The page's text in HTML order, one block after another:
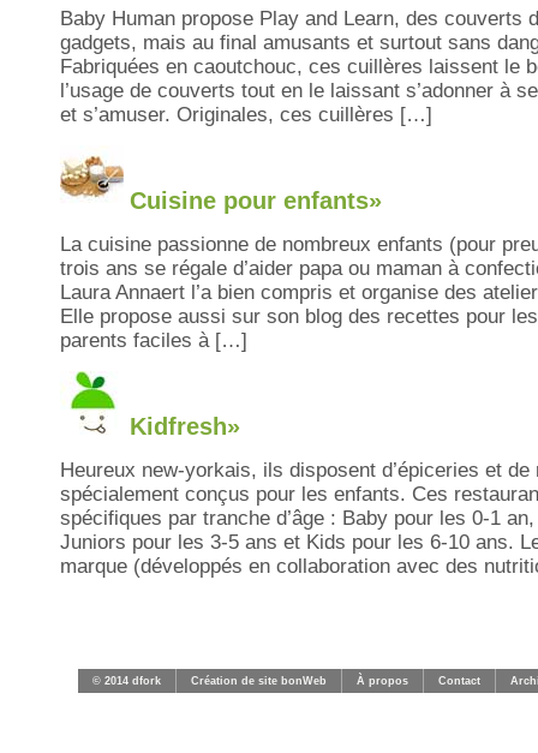
Baby Human propose Play and Learn, des couverts
gadgets, mais au final amusants et surtout sans
Fabriquées en caoutchouc, ces cuillères laissent le
l’usage de couverts tout en le laissant s’adonner à
et s’amuser. Originales, ces cuillères […]
Cuisine pour enfants»
La cuisine passionne de nombreux enfants (pour
trois ans se régale d’aider papa ou maman à
Laura Annaert l’a bien compris et organise des
Elle propose aussi sur son blog des recettes pour
parents faciles à […]
Kidfresh»
Heureux new-yorkais, ils disposent d’épiceries et
spécialement conçus pour les enfants. Ces
spécifiques par tranche d’âge : Baby pour les 0-1
Juniors pour les 3-5 ans et Kids pour les 6-10 ans.
marque (développés en collaboration avec des
© 2014 dfork Création de site bonWeb À propos Contact